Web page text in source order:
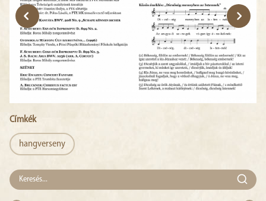
Címkék
hangverseny